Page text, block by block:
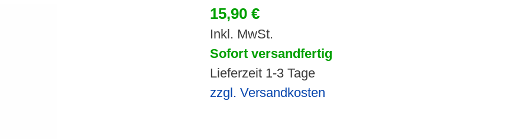
15,90 €
Inkl. MwSt.
Sofort versandfertig
Lieferzeit 1-3 Tage
zzgl. Versandkosten